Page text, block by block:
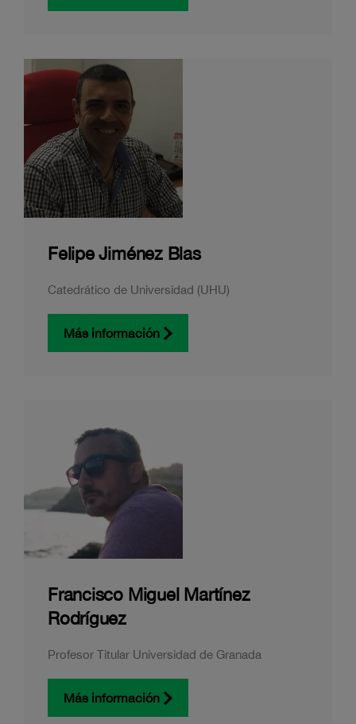
Felipe Jiménez Blas
Catedrático de Universidad (UHU)
Más información
Francisco Miguel Martínez
Rodríguez
Profesor Titular Universidad de Granada
Más información